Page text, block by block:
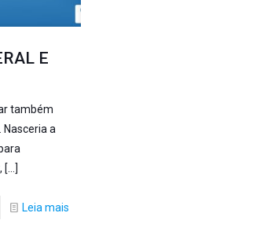
E
também
a
[…]
Leia mais